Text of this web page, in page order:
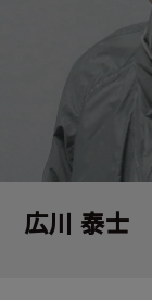
広川 泰士